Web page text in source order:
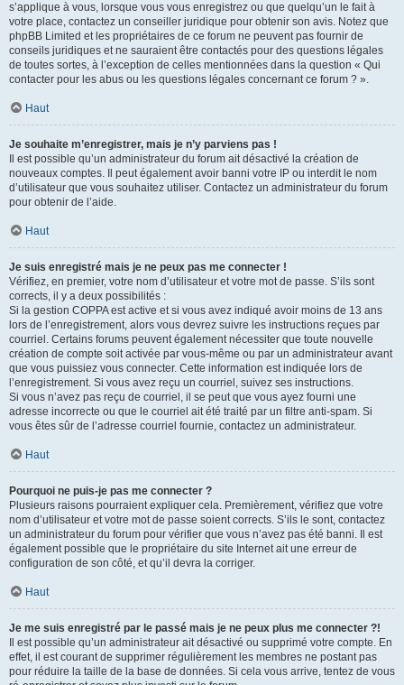
s’applique à vous, lorsque vous vous enregistrez ou que quelqu’un le fait à
votre place, contactez un conseiller juridique pour obtenir son avis. Notez que
phpBB Limited et les propriétaires de ce forum ne peuvent pas fournir de
conseils juridiques et ne sauraient être contactés pour des questions légales
de toutes sortes, à l’exception de celles mentionnées dans la question « Qui
contacter pour les abus ou les questions légales concernant ce forum ? ».
Haut
Je souhaite m’enregistrer, mais je n’y parviens pas !
Il est possible qu’un administrateur du forum ait désactivé la création de
nouveaux comptes. Il peut également avoir banni votre IP ou interdit le nom
d’utilisateur que vous souhaitez utiliser. Contactez un administrateur du forum
pour obtenir de l’aide.
Haut
Je suis enregistré mais je ne peux pas me connecter !
Vérifiez, en premier, votre nom d’utilisateur et votre mot de passe. S’ils sont
corrects, il y a deux possibilités :
Si la gestion COPPA est active et si vous avez indiqué avoir moins de 13 ans
lors de l’enregistrement, alors vous devrez suivre les instructions reçues par
courriel. Certains forums peuvent également nécessiter que toute nouvelle
création de compte soit activée par vous-même ou par un administrateur avant
que vous puissiez vous connecter. Cette information est indiquée lors de
l’enregistrement. Si vous avez reçu un courriel, suivez ses instructions.
Si vous n’avez pas reçu de courriel, il se peut que vous ayez fourni une
adresse incorrecte ou que le courriel ait été traité par un filtre anti-spam. Si
vous êtes sûr de l’adresse courriel fournie, contactez un administrateur.
Haut
Pourquoi ne puis-je pas me connecter ?
Plusieurs raisons pourraient expliquer cela. Premièrement, vérifiez que votre
nom d’utilisateur et votre mot de passe soient corrects. S’ils le sont, contactez
un administrateur du forum pour vérifier que vous n’avez pas été banni. Il est
également possible que le propriétaire du site Internet ait une erreur de
configuration de son côté, et qu’il devra la corriger.
Haut
Je me suis enregistré par le passé mais je ne peux plus me connecter ?!
Il est possible qu’un administrateur ait désactivé ou supprimé votre compte. En
effet, il est courant de supprimer régulièrement les membres ne postant pas
pour réduire la taille de la base de données. Si cela vous arrive, tentez de vous